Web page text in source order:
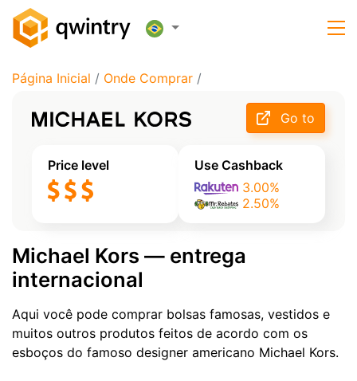
Página Inicial / Onde Comprar /
Go to
Price level
Use Cashback
3.00%
2.50%
Michael Kors — entrega
internacional
Aqui você pode comprar bolsas famosas, vestidos e
muitos outros produtos feitos de acordo com os
esboços do famoso designer americano Michael Kors.